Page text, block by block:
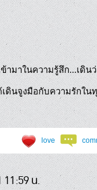
ามาในความรู้สึก...เดิ
ดินจูงมือกับความรักใน
love
น.